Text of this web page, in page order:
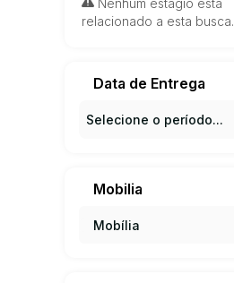
Nenhum estágio está
relacionado a esta busca.
Data de Entrega
Mobilia
Mobília